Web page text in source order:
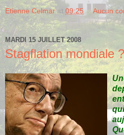
Etienne Celmar at 09:25 Aucun
MARDI 15 JUILLET 2008
Stagflation mondiale ?